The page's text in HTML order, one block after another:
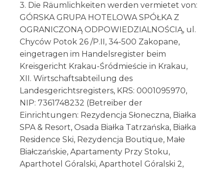
3. Die Räumlichkeiten werden vermietet von:
GÓRSKA GRUPA HOTELOWA SPÓŁKA Z
OGRANICZONĄ ODPOWIEDZIALNOŚCIĄ, ul.
Chyców Potok 26 /P.II, 34-500 Zakopane,
eingetragen im Handelsregister beim
Kreisgericht Krakau-Śródmieście in Krakau,
XII. Wirtschaftsabteilung des
Landesgerichtsregisters, KRS: 0001095970,
NIP: 7361748232 (Betreiber der
Einrichtungen: Rezydencja Słoneczna, Białka
SPA & Resort, Osada Białka Tatrzańska, Białka
Residence Ski, Rezydencja Boutique, Małe
Białczańskie, Apartamenty Przy Stoku,
Aparthotel Góralski, Aparthotel Góralski 2,